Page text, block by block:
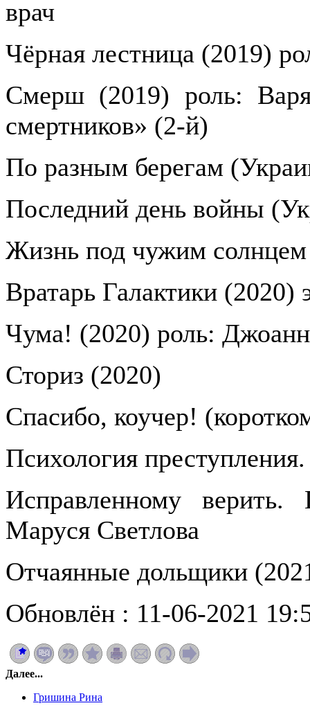
врач
Чёрная лестница (2019)
Смерш (2019) роль:
смертников» (2-й)
По разным берегам
Последний день войны
Жизнь под чужим
Вратарь Галактики (2020)
Чума! (2020) роль:
Сториз (2020)
Спасибо, коучер!
Психология
Исправленному
Маруся Светлова
Отчаянные дольщики
Обновлён : 11-06-2021
Далее...
Гришина Рина